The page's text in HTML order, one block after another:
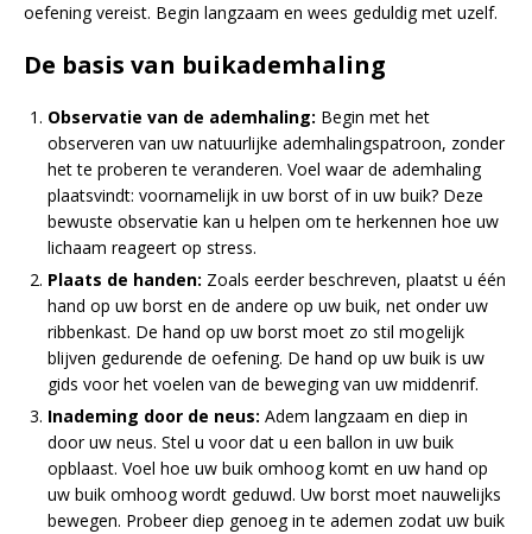
oefening vereist. Begin langzaam en wees geduldig met uzelf.
De basis van buikademhaling
Observatie van de ademhaling: Begin met het
observeren van uw natuurlijke ademhalingspatroon, zonder
het te proberen te veranderen. Voel waar de ademhaling
plaatsvindt: voornamelijk in uw borst of in uw buik? Deze
bewuste observatie kan u helpen om te herkennen hoe uw
lichaam reageert op stress.
Plaats de handen: Zoals eerder beschreven, plaatst u één
hand op uw borst en de andere op uw buik, net onder uw
ribbenkast. De hand op uw borst moet zo stil mogelijk
blijven gedurende de oefening. De hand op uw buik is uw
gids voor het voelen van de beweging van uw middenrif.
Inademing door de neus: Adem langzaam en diep in
door uw neus. Stel u voor dat u een ballon in uw buik
opblaast. Voel hoe uw buik omhoog komt en uw hand op
uw buik omhoog wordt geduwd. Uw borst moet nauwelijks
bewegen. Probeer diep genoeg in te ademen zodat uw buik